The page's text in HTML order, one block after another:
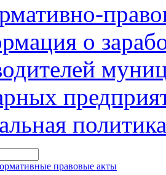
о
политика
правовые акты